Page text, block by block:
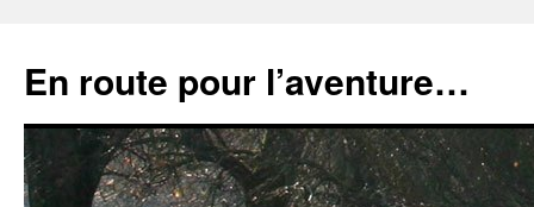
contenu
En route pour l’aventure…